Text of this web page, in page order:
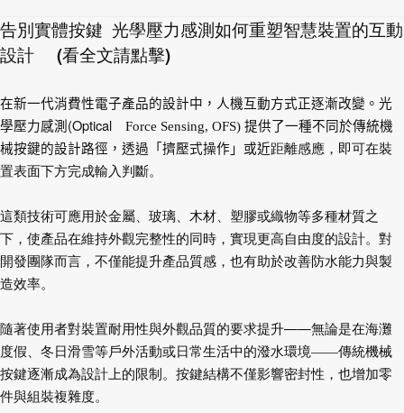
告別實體按鍵 光學壓力感測如何重塑智慧裝置的互動
設計 (看全文請點擊)
在新一代消費性電子產品的設計中，人機互動方式正逐漸改變。光
學壓力感測 (Optical Force Sensing, OFS) 提供了一種不同於傳統機
械按鍵的設計路徑，透過「擠壓式操作」或近距離感應，即可在裝
置表面下方完成輸入判斷。
這類技術可應用於金屬、玻璃、木材、塑膠或織物等多種材質之
下，使產品在維持外觀完整性的同時，實現更高自由度的設計。對
開發團隊而言，不僅能提升產品質感，也有助於改善防水能力與製
造效率。
隨著使用者對裝置耐用性與外觀品質的要求提升——無論是在海灘
度假、冬日滑雪等戶外活動或日常生活中的潑水環境——傳統機械
按鍵逐漸成為設計上的限制。按鍵結構不僅影響密封性，也增加零
件與組裝複雜度。